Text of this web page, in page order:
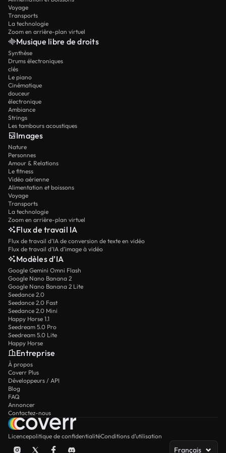
Voyage
Transports
La technologie
Zoom en arrière-plan virtuel
Musique libre de droits
Synthèse
Drums électroniques
clés
Le piano
Cinématique
douceur
électronique
Ambiance
Strings
Les tambours acoustiques
Images
Nature
Personnes
Amour & Relations
Le fitness
Vidéo aérienne
Alimentation et boissons
Voyage
Transports
La technologie
Zoom en arrière-plan virtuel
Flux de travail IA
Flux de travail d’IA de conversion de texte en vidéo
Flux de travail d’IA d’image à vidéo
Modèles d’IA
Google Gemini Omni Flash
Google Nano Banana 2
Google Nano Banana 2 Lite
Seedance 2.0
Seedance 2.0 Fast
Seedance 2.0 Mini
Happy Horse 1.1
Seedream 5.0 Pro
Seedream 5.0 Lite
Happy Horse
Entreprise
À propos
Coverr Plus
Développeurs / API
Blog
FAQ
Annoncer
Contactez-nous
Licencepolitique de confidentialitéConditions d’utilisation
Français